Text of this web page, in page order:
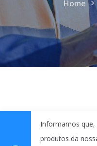
Home
Informamos que,
produtos da